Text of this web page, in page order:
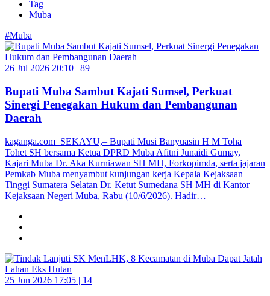
Tag
Muba
#Muba
26 Jul 2026 20:10 | 89
Bupati Muba Sambut Kajati Sumsel, Perkuat
Sinergi Penegakan Hukum dan Pembangunan
Daerah
kaganga.com SEKAYU,– Bupati Musi Banyuasin H M Toha
Tohet SH bersama Ketua DPRD Muba Afitni Junaidi Gumay,
Kajari Muba Dr. Aka Kurniawan SH MH, Forkopimda, serta jajaran
Pemkab Muba menyambut kunjungan kerja Kepala Kejaksaan
Tinggi Sumatera Selatan Dr. Ketut Sumedana SH MH di Kantor
Kejaksaan Negeri Muba, Rabu (10/6/2026). Hadir…
25 Jun 2026 17:05 | 14